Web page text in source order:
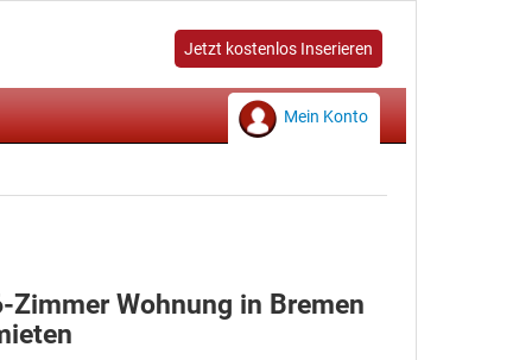
Jetzt kostenlos Inserieren
Mein Konto
Zimmer Wohnung in Bremen